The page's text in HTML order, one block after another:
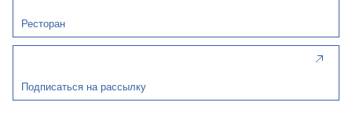
Ресторан
Подписаться на рассылку